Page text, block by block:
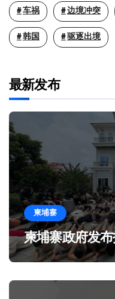
车祸 边境冲突
韩国 驱逐出境
最新发布
柬埔寨
柬埔寨政府发